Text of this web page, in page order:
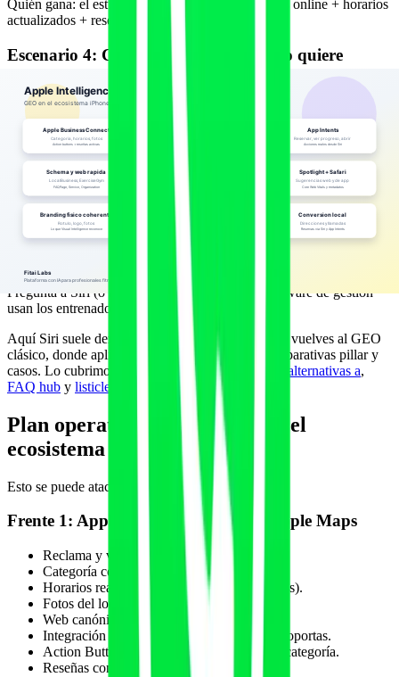
Quién gana: el estudio con Apple Maps + reservas online + horarios
actualizados + reseñas recientes.
Escenario 4: Cliente actual de gimnasio quiere
Le dice a Siri: "reserva la clase de pilates de las 7."
Quién gana: la plataforma cuya app tenga App Intents bien
implementados, capaces de leer la intención y ejecutar la acción.
Aquí es donde Fitai Labs encaja, porque la app de clientes puede
exponer acciones reservables a Siri sin que el usuario tenga que abrir
la app a mano.
Escenario 5: Lead investigando para abrir su propio
Pregunta a Siri (o a ChatGPT vía Siri): "¿qué software de gestión
usan los entrenadores personales con IA real?"
Aquí Siri suele derivar a ChatGPT u otro motor, y vuelves al GEO
clásico, donde aplican páginas comparativas, comparativas pillar y
casos. Lo cubrimos en
páginas vs competidores y alternativas a,
FAQ hub y listicles y rankings GEO
Plan operativo para optimizar el
ecosistema Apple
Esto se puede atacar en cuatro frentes paralelos.
Frente 1: Apple Business Connect y Apple Maps
Reclama y verifica todas tus ubicaciones.
Categoría correcta y descripción clara.
Horarios reales actualizados (incluye festivos).
Fotos del local, equipo y servicios.
Web canónica con HTTPS.
Integración con sistemas de reservas si los soportas.
Action Buttons si están disponibles para tu categoría.
Reseñas con respuestas activas.